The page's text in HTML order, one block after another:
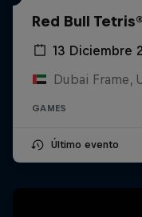
Red Bull
13 Diciembre
Dubai Frame,
GAMES
Último evento